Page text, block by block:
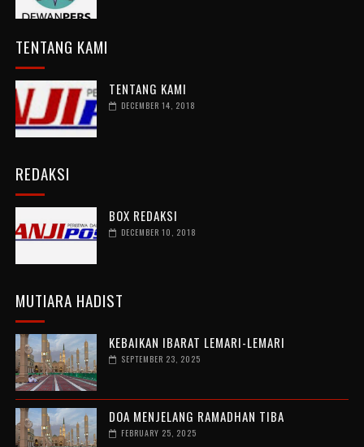
TENTANG KAMI
TENTANG KAMI
DECEMBER 14, 2018
REDAKSI
BOX REDAKSI
DECEMBER 10, 2018
MUTIARA HADIST
KEBAIKAN IBARAT LEMARI-LEMARI
SEPTEMBER 23, 2025
DOA MENJELANG RAMADHAN TIBA
FEBRUARY 25, 2025